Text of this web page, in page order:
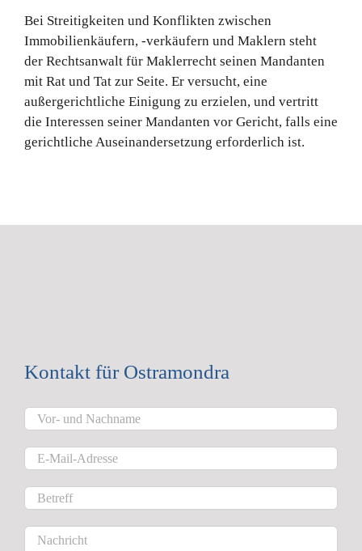
Bei Streitigkeiten und Konflikten zwischen
Immobilienkäufern, -verkäufern und Maklern steht
der Rechtsanwalt für Maklerrecht seinen Mandanten
mit Rat und Tat zur Seite. Er versucht, eine
außergerichtliche Einigung zu erzielen, und vertritt
die Interessen seiner Mandanten vor Gericht, falls eine
gerichtliche Auseinandersetzung erforderlich ist.
Kontakt für Ostramondra